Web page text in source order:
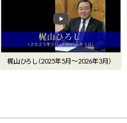
梶山ひろし（2025年5月〜2026年3月）